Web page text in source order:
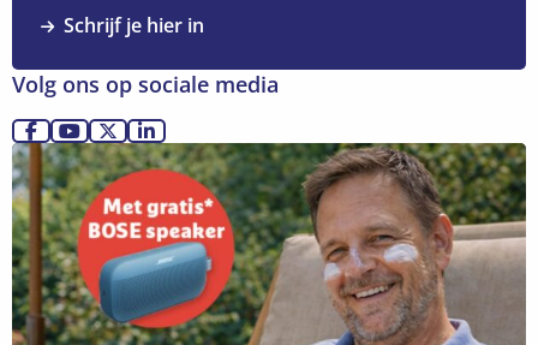
jaar:
7
HR-
shifts
die
je
nu
al
wil
zien
aankomen
Schrijf je hier in
Volg ons op sociale media
Ga
naar
Facebook
Ga
naar
YouTube
Ga
naar
X
Ga
naar
LinkedIn
Lees
meer
over
Ontdek
meer